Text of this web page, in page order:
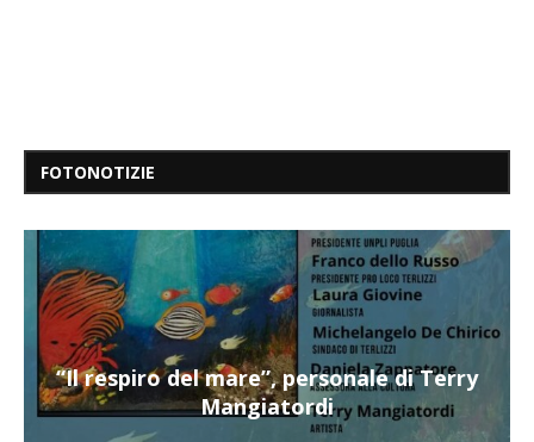
FOTONOTIZIE
“Il respiro del mare”, personale di Terry
Mangiatordi